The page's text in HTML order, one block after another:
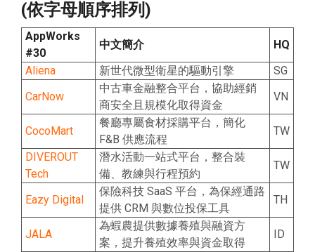
(依字母順序排列)
AppWorks
#30
中文簡介
HQ
Aliena
新世代微型衛星的驅動引擎
SG
CarNow
中古車金融整合平台，協助經銷
商安全且規模化取得資金
VN
CocoMart
餐廳專屬食材採購平台，簡化
F&B 供應流程
TW
DIVEROUT
Tech
潛水活動一站式平台，整合裝
備、教練與行程預約
TW
Eazy Digital
保險科技 SaaS 平台，為保經通路
提供 CRM 與數位投保工具
TH
JALA
為蝦農提供數據養殖與融資方
案，提升養殖效率與資金取得
ID